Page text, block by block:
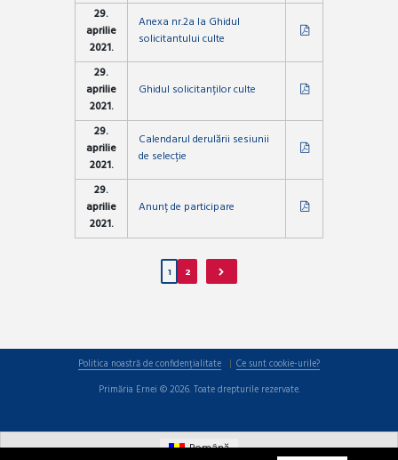
29.
aprilie
2021.
Anexa nr.2a la Ghidul
solicitantului culte
29.
aprilie
2021.
Ghidul solicitanților culte
29.
aprilie
2021.
Calendarul derulării sesiunii
de selecție
29.
aprilie
2021.
Anunț de participare
1 2
Politica noastră de confidențialitate
Ce sunt cookie-urile?
Primăria Ernei © 2026. Toate drepturile rezervate.
Română